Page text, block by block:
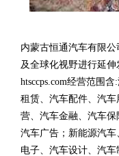
内蒙古恒通汽车有限
及全球化视野进行延
htsccps.com经营范围
租赁、汽车配件、汽
营、汽车金融、汽车保
汽车广告；新能源汽
电子、汽车设计、汽